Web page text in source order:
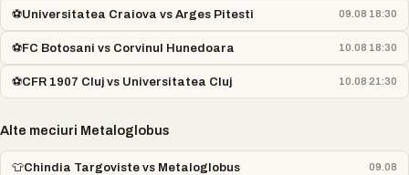
⚽Universitatea Craiova vs Arges Pitesti 09.08 18:30
⚽FC Botosani vs Corvinul Hunedoara 10.08 18:30
⚽CFR 1907 Cluj vs Universitatea Cluj 10.08 21:30
Alte meciuri Metaloglobus
👕Chindia Targoviste vs Metaloglobus 09.08